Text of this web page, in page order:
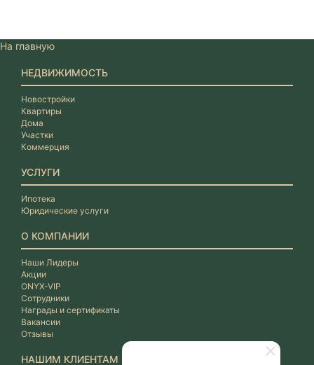
На главную
НЕДВИЖИМОСТЬ
Новостройки
Квартиры
Дома
Участки
Коммерция
УСЛУГИ
Ипотека
Юридические услуги
О КОМПАНИИ
Наши Лидеры
Акции
ONYX-VIP
Сотрудники
Награды и сертификаты
Вакансии
Отзывы
НАШИМ КЛИЕНТАМ